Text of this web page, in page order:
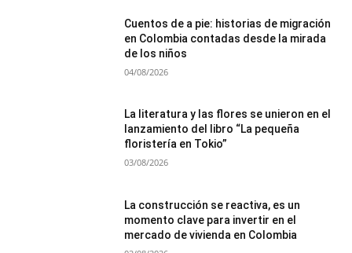
Cuentos de a pie: historias de migración
en Colombia contadas desde la mirada
de los niños
04/08/2026
La literatura y las flores se unieron en el
lanzamiento del libro “La pequeña
floristería en Tokio”
03/08/2026
La construcción se reactiva, es un
momento clave para invertir en el
mercado de vivienda en Colombia